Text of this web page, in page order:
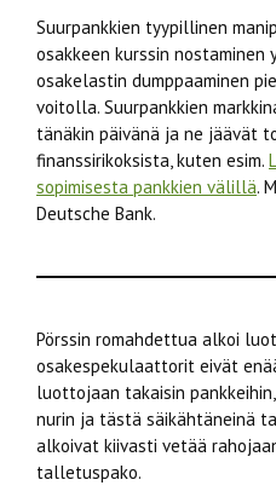
Suurpankkien tyypillinen
osakkeen kurssin
osakelastin dumppaaminen
voitolla. Suurpankkien
tänäkin päivänä ja ne jäävät
finanssirikoksista, kuten esim.
sopimisesta pankkien välillä.
Deutsche Bank.
Pörssin romahdettua alkoi
osakespekulaattorit eivät
luottojaan takaisin
nurin ja tästä säikähtäneinä
alkoivat kiivasti vetää
talletuspako.